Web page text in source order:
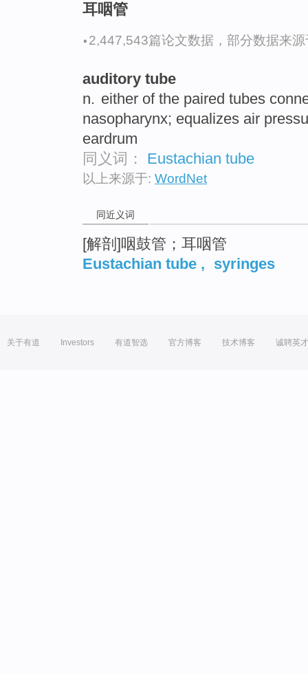
耳咽管
·2,447,543篇论文数据，部分数据来
auditory tube
n. either of the paired tubes
nasopharynx; equalizes air
eardrum
同义词： Eustachian tube
以上来源于: WordNet
同近义词
[解剖]咽鼓管；耳咽管
Eustachian tube , syringes
关于有道 Investors 有道智选 官方博客 技术博客 诚聘英才